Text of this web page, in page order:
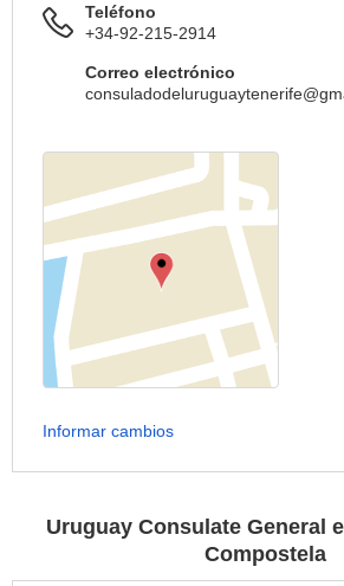
Teléfono
+34-92-215-2914
Correo electrónico
Informar cambios
Uruguay Consulate General
Compostela